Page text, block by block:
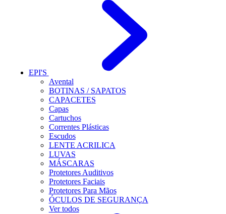
EPI'S
Avental
BOTINAS / SAPATOS
CAPACETES
Capas
Cartuchos
Correntes Plásticas
Escudos
LENTE ACRILICA
LUVAS
MÁSCARAS
Protetores Auditivos
Protetores Faciais
Protetores Para Mãos
ÓCULOS DE SEGURANÇA
Ver todos